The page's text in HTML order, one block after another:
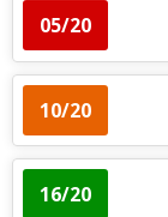
05/20
10/20
16/20